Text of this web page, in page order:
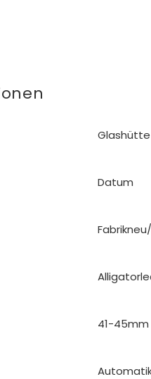
Glashütte
Datum
41-45mm